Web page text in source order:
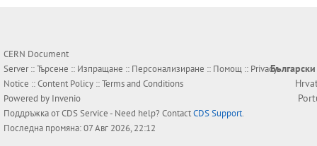
CERN Document
Server ::Търсене :: Изпращане :: Персонализиране :: Помощ :: Privacy
Notice ::Content Policy ::Terms and Conditions
Powered by Invenio
Поддръжка отCDS Service- Need help? ContactCDS Support.
Последна промяна: 07 Авг 2026, 22:12
Български